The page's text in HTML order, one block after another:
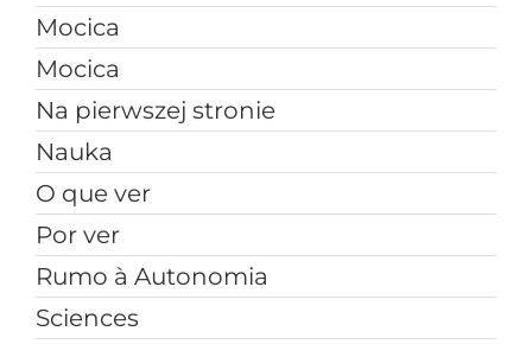
Mocica
Mocica
Na pierwszej stronie
Nauka
O que ver
Por ver
Rumo à Autonomia
Sciences